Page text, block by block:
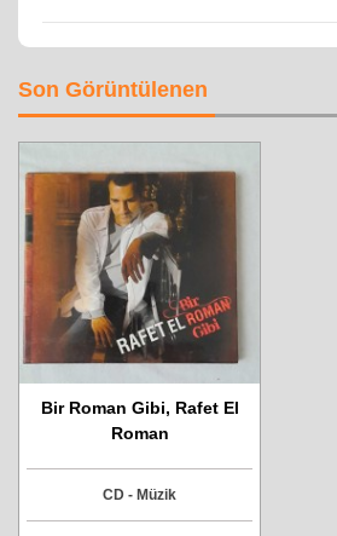
Son Görüntülenen
Bir Roman Gibi, Rafet El
Roman
CD - Müzik